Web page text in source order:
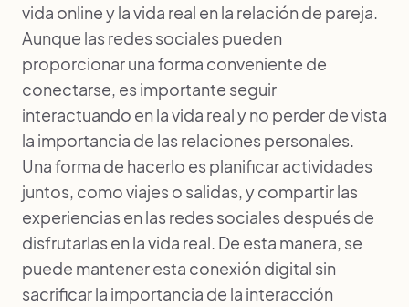
vida online y la vida real en la relación de pareja.
Aunque las redes sociales pueden
proporcionar una forma conveniente de
conectarse, es importante seguir
interactuando en la vida real y no perder de vista
la importancia de las relaciones personales.
Una forma de hacerlo es planificar actividades
juntos, como viajes o salidas, y compartir las
experiencias en las redes sociales después de
disfrutarlas en la vida real. De esta manera, se
puede mantener esta conexión digital sin
sacrificar la importancia de la interacción